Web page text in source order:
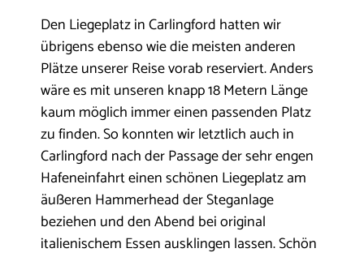
Den Liegeplatz in Carlingford hatten wir
übrigens ebenso wie die meisten anderen
Plätze unserer Reise vorab reserviert. Anders
wäre es mit unseren knapp 18 Metern Länge
kaum möglich immer einen passenden Platz
zu finden. So konnten wir letztlich auch in
Carlingford nach der Passage der sehr engen
Hafeneinfahrt einen schönen Liegeplatz am
äußeren Hammerhead der Steganlage
beziehen und den Abend bei original
italienischem Essen ausklingen lassen. Schön